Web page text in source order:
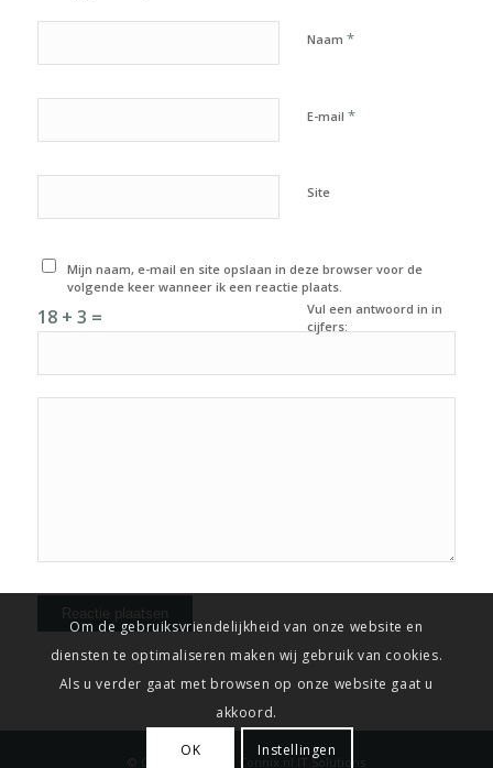
Naam *
E-mail *
Site
Mijn naam, e-mail en site opslaan in deze browser voor de
volgende keer wanneer ik een reactie plaats.
Vul een antwoord in in
cijfers:
18 + 3 =
Connix.nl IT Solutions
Om de gebruiksvriendelijkheid van onze website en
diensten te optimaliseren maken wij gebruik van cookies.
Als u verder gaat met browsen op onze website gaat u
akkoord.
OK Instellingen